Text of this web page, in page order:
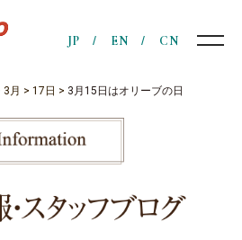
JP EN CN
3月 >17日 > 3月15日はオリーブの日